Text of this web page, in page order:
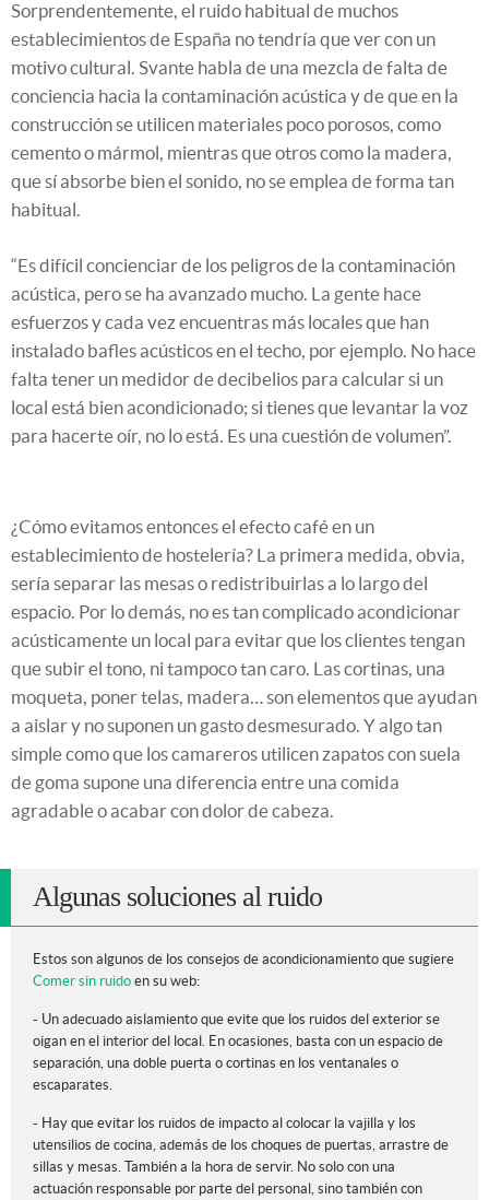
Sorprendentemente, el ruido habitual de muchos
establecimientos de España no tendría que ver con un
motivo cultural. Svante habla de una mezcla de falta de
conciencia hacia la contaminación acústica y de que en la
construcción se utilicen materiales poco porosos, como
cemento o mármol, mientras que otros como la madera,
que sí absorbe bien el sonido, no se emplea de forma tan
habitual.
“Es difícil concienciar de los peligros de la contaminación
acústica, pero se ha avanzado mucho. La gente hace
esfuerzos y cada vez encuentras más locales que han
instalado bafles acústicos en el techo, por ejemplo. No hace
falta tener un medidor de decibelios para calcular si un
local está bien acondicionado; si tienes que levantar la voz
para hacerte oír, no lo está. Es una cuestión de volumen”.
¿Cómo evitamos entonces el efecto café en un
establecimiento de hostelería? La primera medida, obvia,
sería separar las mesas o redistribuirlas a lo largo del
espacio. Por lo demás, no es tan complicado acondicionar
acústicamente un local para evitar que los clientes tengan
que subir el tono, ni tampoco tan caro. Las cortinas, una
moqueta, poner telas, madera… son elementos que ayudan
a aislar y no suponen un gasto desmesurado. Y algo tan
simple como que los camareros utilicen zapatos con suela
de goma supone una diferencia entre una comida
agradable o acabar con dolor de cabeza.
Algunas soluciones al ruido
Estos son algunos de los consejos de acondicionamiento que sugiere
Comer sin ruido en su web:
- Un adecuado aislamiento que evite que los ruidos del exterior se
oigan en el interior del local. En ocasiones, basta con un espacio de
separación, una doble puerta o cortinas en los ventanales o
escaparates.
- Hay que evitar los ruidos de impacto al colocar la vajilla y los
utensilios de cocina, además de los choques de puertas, arrastre de
sillas y mesas. También a la hora de servir. No solo con una
actuación responsable por parte del personal, sino también con